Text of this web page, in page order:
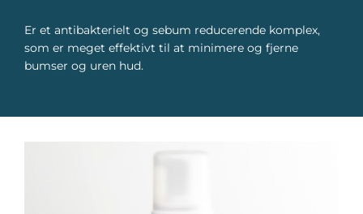
Er et antibakterielt og sebum reducerende komplex,
som er meget effektivt til at minimere og fjerne
bumser og uren hud.